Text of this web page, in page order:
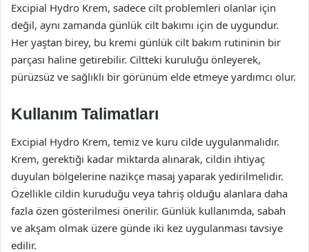
Excipial Hydro Krem, sadece cilt problemleri olanlar için
değil, aynı zamanda günlük cilt bakımı için de uygundur.
Her yaştan birey, bu kremi günlük cilt bakım rutininin bir
parçası haline getirebilir. Ciltteki kuruluğu önleyerek,
pürüzsüz ve sağlıklı bir görünüm elde etmeye yardımcı olur.
Kullanım Talimatları
Excipial Hydro Krem, temiz ve kuru cilde uygulanmalıdır.
Krem, gerektiği kadar miktarda alınarak, cildin ihtiyaç
duyulan bölgelerine nazikçe masaj yaparak yedirilmelidir.
Özellikle cildin kuruduğu veya tahriş olduğu alanlara daha
fazla özen gösterilmesi önerilir. Günlük kullanımda, sabah
ve akşam olmak üzere günde iki kez uygulanması tavsiye
edilir.